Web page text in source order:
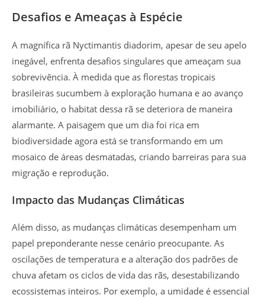
Desafios e Ameaças à Espécie
A magnífica rã Nyctimantis diadorim, apesar de seu apelo
inegável, enfrenta desafios singulares que ameaçam sua
sobrevivência. À medida que as florestas tropicais
brasileiras sucumbem à exploração humana e ao avanço
imobiliário, o habitat dessa rã se deteriora de maneira
alarmante. A paisagem que um dia foi rica em
biodiversidade agora está se transformando em um
mosaico de áreas desmatadas, criando barreiras para sua
migração e reprodução.
Impacto das Mudanças Climáticas
Além disso, as mudanças climáticas desempenham um
papel preponderante nesse cenário preocupante. As
oscilações de temperatura e a alteração dos padrões de
chuva afetam os ciclos de vida das rãs, desestabilizando
ecossistemas inteiros. Por exemplo, a umidade é essencial